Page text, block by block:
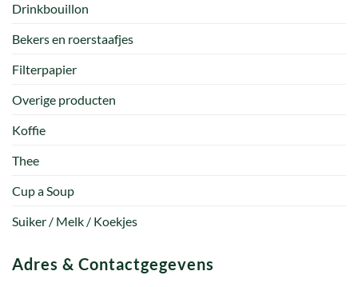
Drinkbouillon
Bekers en roerstaafjes
Filterpapier
Overige producten
Koffie
Thee
Cup a Soup
Suiker / Melk / Koekjes
Adres & Contactgegevens